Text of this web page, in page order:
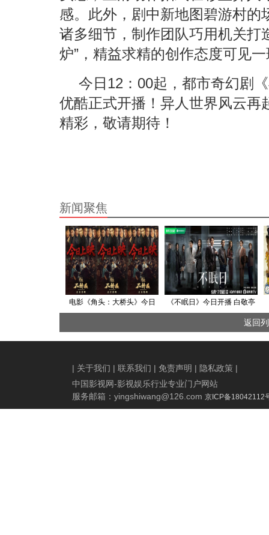
感。此外，剧中新地图碧游村的
诸多细节，制作团队巧用机关打
炉”，精益求精的创作态度可见
今日12：00起，都市奇幻剧
优酷正式开播！异人世界风云再
精彩，敬请期待！
新闻聚焦
电影《角头：大桥头》今日
开干
《不眠日》今日开播 白敬亭
深陷“五限循环”全员入局共探
真相
返回
| 关于我们 | 联系我们 | 免责声明 | 隐私政策 |
中国影视网-影视娱乐行业专业门户网站
服务邮箱： yingshiwang@126.com 京ICP备18042112